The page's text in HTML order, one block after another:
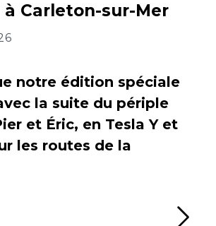
à Carleton-sur-Mer
notre édition spéciale
la suite du périple
et Éric, en Tesla Y et
les routes de la